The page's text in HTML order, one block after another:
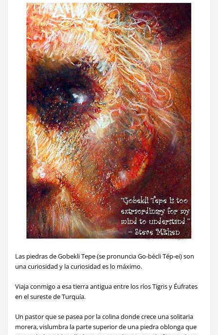
Las piedras de Gobekli Tepe (se pronuncia Go-bécli Tép-ei) son
una curiosidad y la curiosidad es lo máximo.
Viaja conmigo a esa tierra antigua entre los ríos Tigris y Éufrates
en el sureste de Turquía.
Un pastorque se pasea por la colina donde crece una solitaria
morera, vislumbra la parte superior de una piedra oblonga que